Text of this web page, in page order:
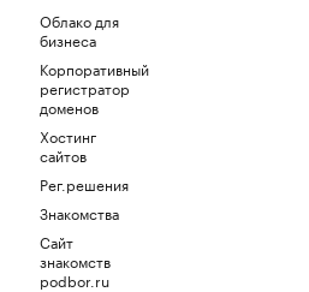
Облако для
бизнеса
Корпоративный
регистратор
доменов
Хостинг
сайтов
Рег.решения
Знакомства
Сайт
знакомств
podbor.ru